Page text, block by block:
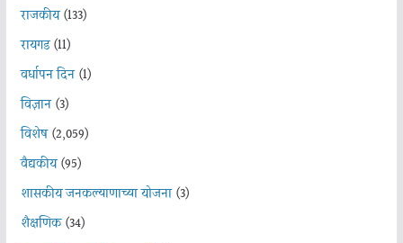
राजकीय(133)
रायगड(11)
वर्धापन दिन(1)
विज्ञान(3)
विशेष(2,059)
वैद्यकीय(95)
शासकीय जनकल्याणाच्या योजना(3)
शैक्षणिक(34)